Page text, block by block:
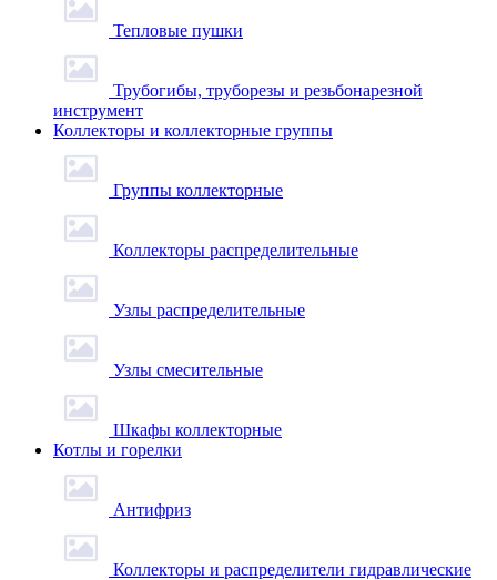
Тепловые пушки
Трубогибы, труборезы и резьбонарезной
инструмент
Коллекторы и коллекторные группы
Группы коллекторные
Коллекторы распределительные
Узлы распределительные
Узлы смесительные
Шкафы коллекторные
Котлы и горелки
Антифриз
Коллекторы и распределители гидравлические